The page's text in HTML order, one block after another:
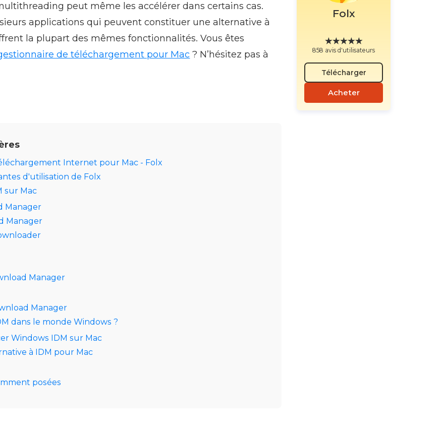
peut même les accélérer dans certains cas.
applications qui peuvent constituer une alternative à
la plupart des mêmes fonctionnalités. Vous êtes
de téléchargement pour Mac ? N’hésitez pas à
Internet pour Mac - Folx
d'utilisation de Folx
sur Mac
Manager
Manager
Manager
Manager
dans le monde Windows ?
Windows IDM sur Mac
à IDM pour Mac
posées
Folx
858 avis d'utilisateurs
Télécharger
Acheter